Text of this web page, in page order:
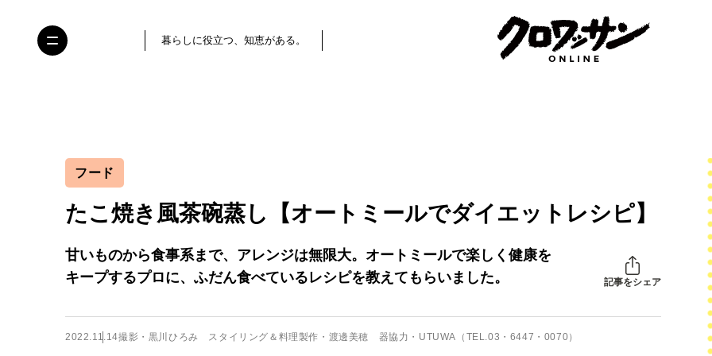
暮らしに役立つ、知恵がある。
フード
たこ焼き風茶碗蒸し【オートミールでダイエットレシピ】
甘いものから食事系まで、アレンジは無限大。オートミールで楽しく健康を
キープするプロに、ふだん食べているレシピを教えてもらいました。
記事をシェア
2022.11.14撮影・黒川ひろみ スタイリング＆料理製作・渡邊美穂 器協力・UTUWA（TEL.03・6447・0070）